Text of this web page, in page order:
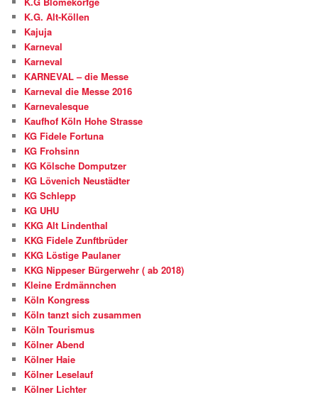
K.G. Alt-Köllen
Kajuja
Karneval
Karneval
KARNEVAL – die Messe
Karneval die Messe 2016
Karnevalesque
Kaufhof Köln Hohe Strasse
KG Fidele Fortuna
KG Frohsinn
KG Kölsche Domputzer
KG Lövenich Neustädter
KG Schlepp
KG UHU
KKG Alt Lindenthal
KKG Fidele Zunftbrüder
KKG Löstige Paulaner
KKG Nippeser Bürgerwehr ( ab 2018)
Kleine Erdmännchen
Köln Kongress
Köln tanzt sich zusammen
Köln Tourismus
Kölner Abend
Kölner Haie
Kölner Leselauf
Kölner Lichter